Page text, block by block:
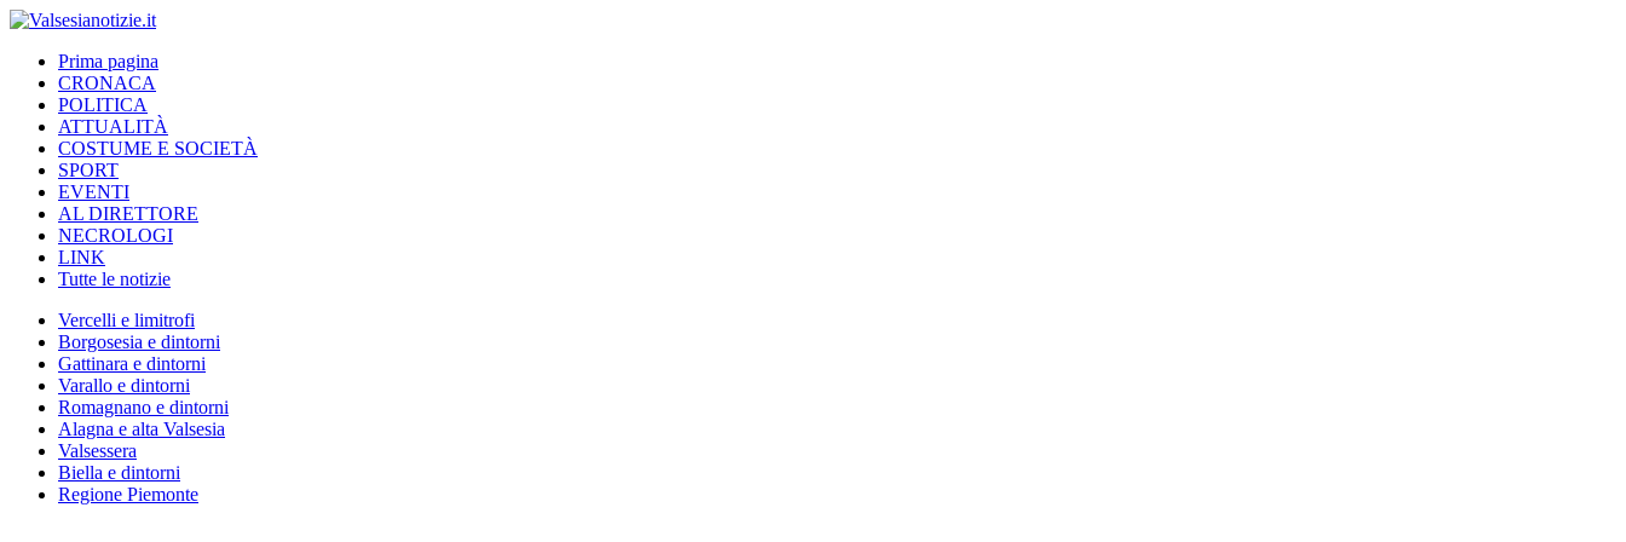
Prima pagina
CRONACA
POLITICA
ATTUALITÀ
COSTUME E SOCIETÀ
SPORT
EVENTI
AL DIRETTORE
NECROLOGI
LINK
Tutte le notizie
Vercelli e limitrofi
Borgosesia e dintorni
Gattinara e dintorni
Varallo e dintorni
Romagnano e dintorni
Alagna e alta Valsesia
Valsessera
Biella e dintorni
Regione Piemonte